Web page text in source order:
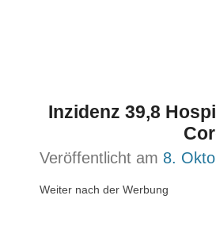
Inzidenz 39,8
Veröffentlicht am 8.
Weiter nach der Werbung